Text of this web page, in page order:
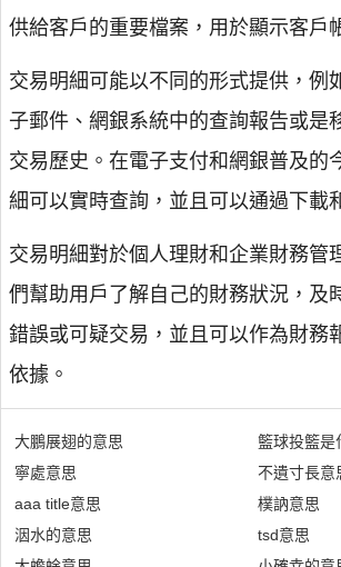
供給客戶的重要檔案，用於顯示客戶
交易明細可能以不同的形式提供，例
子郵件、網銀系統中的查詢報告或是
交易歷史。在電子支付和網銀普及的
細可以實時查詢，並且可以通過下載
交易明細對於個人理財和企業財務管
們幫助用戶了解自己的財務狀況，及
錯誤或可疑交易，並且可以作為財務
依據。
大鵬展翅的意思
寧處意思
aaa title意思
洇水的意思
籃球投籃是
不遺寸長意
樸訥意思
tsd意思